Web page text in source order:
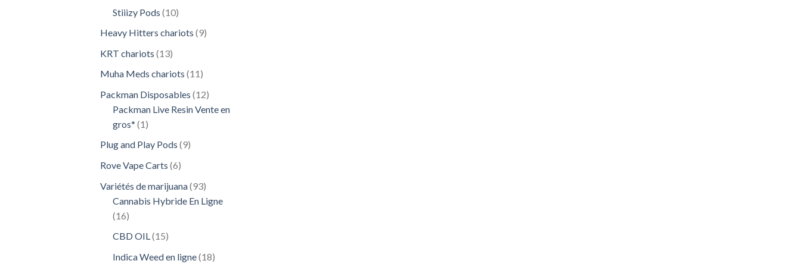
Stiiizy Pods 1010
Heavy Hitters chariots 99
KRT chariots 1313
Muha Meds chariots 1111
Packman Disposables 1212
produits
Packman Live Resin Vente en
gros* 11
Plug and Play Pods 99
Rove Vape Carts 66
Variétés de marijuana 9393
produits
Cannabis Hybride En Ligne
1616
CBD OIL 1515
Indica Weed en ligne 1818